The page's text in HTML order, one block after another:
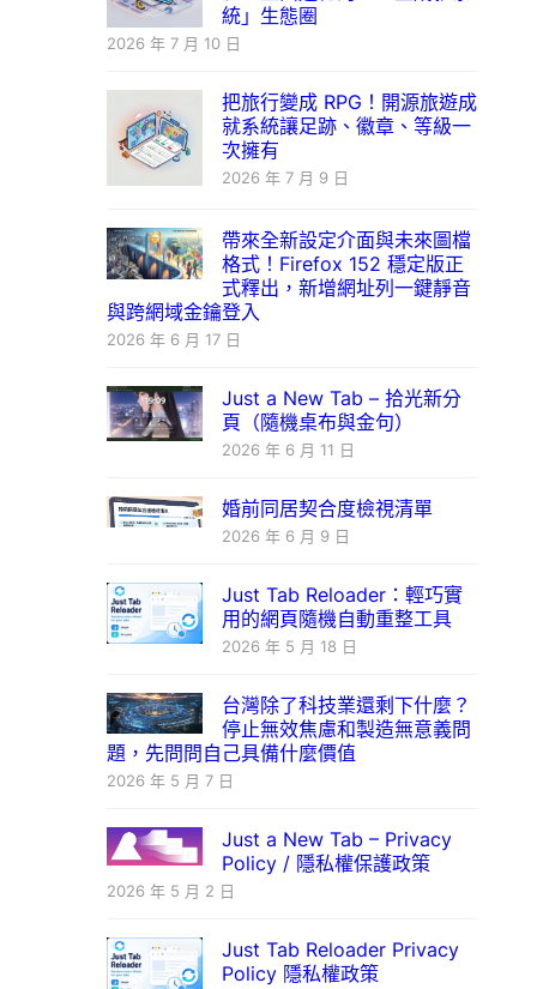
統」生態圈
2026 年 7 月 10 日
把旅行變成 RPG！開源旅遊成
就系統讓足跡、徽章、等級一
次擁有
2026 年 7 月 9 日
帶來全新設定介面與未來圖檔
格式！Firefox 152 穩定版正
式釋出，新增網址列一鍵靜音
與跨網域金鑰登入
2026 年 6 月 17 日
Just a New Tab – 拾光新分
頁（隨機桌布與金句）
2026 年 6 月 11 日
婚前同居契合度檢視清單
2026 年 6 月 9 日
Just Tab Reloader：輕巧實
用的網頁隨機自動重整工具
2026 年 5 月 18 日
台灣除了科技業還剩下什麼？
停止無效焦慮和製造無意義問
題，先問問自己具備什麼價值
2026 年 5 月 7 日
Just a New Tab – Privacy
Policy / 隱私權保護政策
2026 年 5 月 2 日
Just Tab Reloader Privacy
Policy 隱私權政策